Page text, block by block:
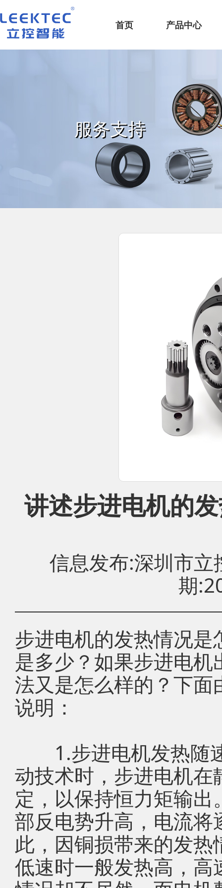
深圳市立控智能科技有限公司
首页
产品中心
服务支持
讲述步进电机的
信息发布:深圳市
期
步进电机的发热情况
是多少？如果步进电
法又是怎么样的？下
说明：
1.步进电机发热随
动技术时，步进电机
定，以保持恒力矩输
部反电势升高，电流
此，因铜损带来的发
低速时一般发热高，